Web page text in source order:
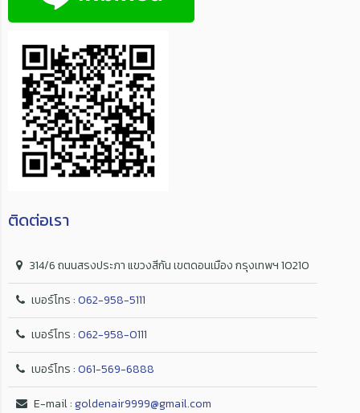
ติดต่อเรา
314/6 ถนนสรงประภา แขวงสีกัน เขตดอนเมือง กรุงเทพฯ 10210
เบอร์โทร :062-958-5111
เบอร์โทร :062-958-0111
เบอร์โทร :061-569-6888
E-mail :goldenair9999@gmail.com